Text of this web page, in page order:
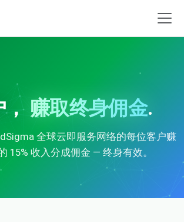
， 赚取终身佣金.
全球云即服务网络的每位客户赚
15% 收入分成佣金 — 终身有效。